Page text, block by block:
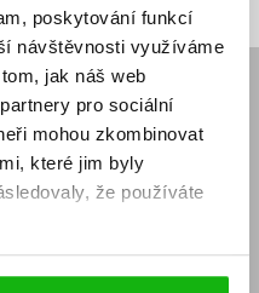
poskytování funkcí
návštěvnosti využíváme
jak náš web
pro sociální
mohou zkombinovat
které jim byly
že používáte
Knižní novinky
Dárkové poukazy
Affiliate program